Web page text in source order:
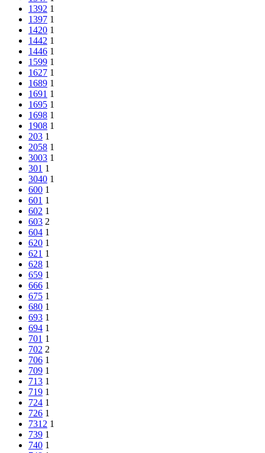
1392 1
1397 1
1420 1
1442 1
1446 1
1599 1
1627 1
1689 1
1691 1
1695 1
1698 1
1908 1
203 1
2058 1
3003 1
301 1
3040 1
600 1
601 1
602 1
603 2
604 1
620 1
621 1
628 1
659 1
666 1
675 1
680 1
693 1
694 1
701 1
702 2
706 1
709 1
713 1
719 1
724 1
726 1
7312 1
739 1
740 1